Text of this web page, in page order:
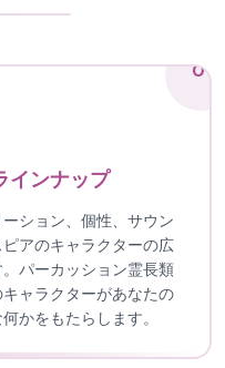
01
インナップ
ション、個性、サウン
アのキャラクターの広
パーカッション霊長類
ャラクターがあなたの
かをもたらします。